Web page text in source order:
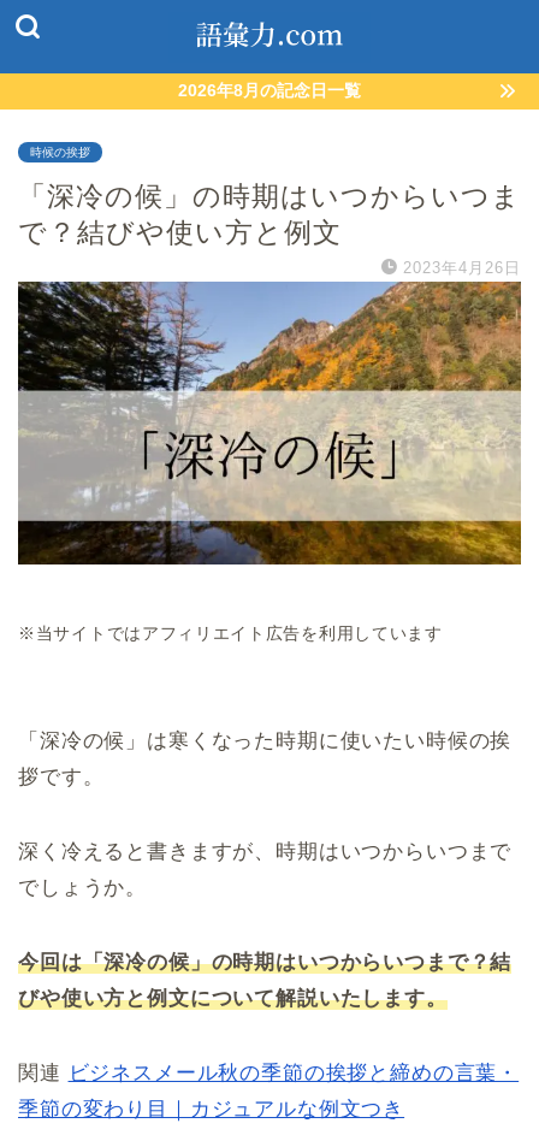
2026年8月の記念日一覧
時候の挨拶
「深冷の候」の時期はいつからいつま
で？結びや使い方と例文
2023年4月26日
※当サイトではアフィリエイト広告を利用しています
「深冷の候」は寒くなった時期に使いたい時候の挨
拶です。
深く冷えると書きますが、時期はいつからいつまで
でしょうか。
今回は「深冷の候」の時期はいつからいつまで？結
びや使い方と例文について解説いたします。
関連 ビジネスメール秋の季節の挨拶と締めの言葉・
季節の変わり目｜カジュアルな例文つき